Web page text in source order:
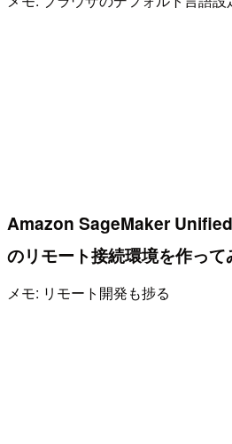
Amazon SageMaker
のリモート接続環境を作っ
メモ: リモート開発も捗る